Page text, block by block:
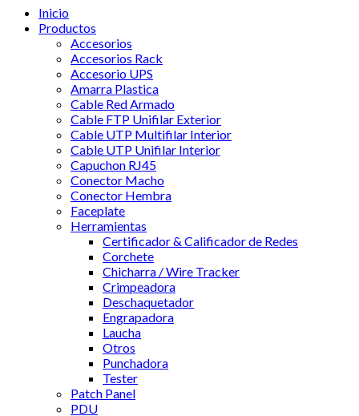
Inicio
Productos
Accesorios
Accesorios Rack
Accesorio UPS
Amarra Plastica
Cable Red Armado
Cable FTP Unifilar Exterior
Cable UTP Multifilar Interior
Cable UTP Unifilar Interior
Capuchon RJ45
Conector Macho
Conector Hembra
Faceplate
Herramientas
Certificador & Calificador de Redes
Corchete
Chicharra / Wire Tracker
Crimpeadora
Deschaquetador
Engrapadora
Laucha
Otros
Punchadora
Tester
Patch Panel
PDU